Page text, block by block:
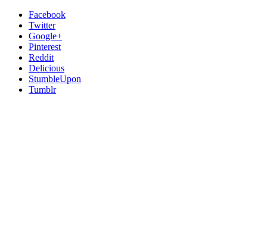
Facebook
Twitter
Google+
Pinterest
Reddit
Delicious
StumbleUpon
Tumblr